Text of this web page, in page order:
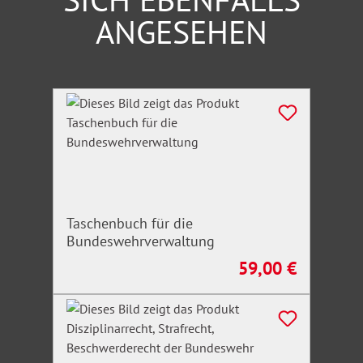
ANGESEHEN
Produktgalerie überspringen
Taschenbuch für die
Bundeswehrverwaltung
Regulärer Preis:
59,00 €